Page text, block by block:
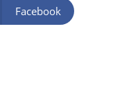
Facebook